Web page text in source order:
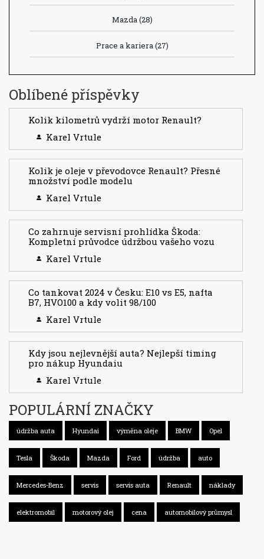
Mazda(28)
Prace a kariera(27)
Oblíbené příspěvky
Kolik kilometrů vydrží motor Renault?
Karel Vrtule
Kolik je oleje v převodovce Renault? Přesné
množství podle modelu
Karel Vrtule
Co zahrnuje servisní prohlídka Škoda:
Kompletní průvodce údržbou vašeho vozu
Karel Vrtule
Co tankovat 2024 v Česku: E10 vs E5, nafta
B7, HVO100 a kdy volit 98/100
Karel Vrtule
Kdy jsou nejlevnější auta? Nejlepší timing
pro nákup Hyundaiu
Karel Vrtule
POPULÁRNÍ ZNAČKY
údržba auta Hyundai výměna oleje BMW Opel
Tesla Škoda Mazda Ford údržba auto
Mercedes-Benz servis servis auta Renault náklady
elektromobil motorový olej cena automobilový průmysl